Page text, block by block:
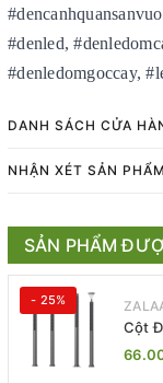
#denled,
#denledomgoccay,
DANH SÁCH CỬA
NHẬN XÉT SẢN PHẨM
SẢN PHẨM
- 25%
Cột
ZSR-